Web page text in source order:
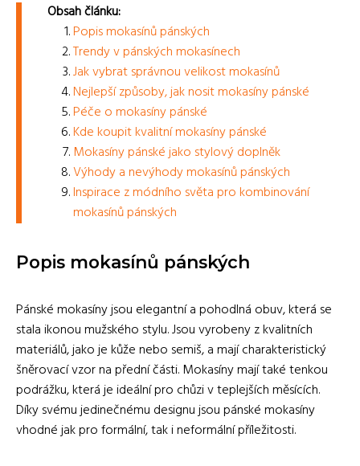
Obsah článku:
Popis mokasínů pánských
Trendy v pánských mokasínech
Jak vybrat správnou velikost mokasínů
Nejlepší způsoby, jak nosit mokasíny pánské
Péče o mokasíny pánské
Kde koupit kvalitní mokasíny pánské
Mokasíny pánské jako stylový doplněk
Výhody a nevýhody mokasínů pánských
Inspirace z módního světa pro kombinování
mokasínů pánských
Popis mokasínů pánských
Pánské mokasíny jsou elegantní a pohodlná obuv, která se
stala ikonou mužského stylu. Jsou vyrobeny z kvalitních
materiálů, jako je kůže nebo semiš, a mají charakteristický
šněrovací vzor na přední části. Mokasíny mají také tenkou
podrážku, která je ideální pro chůzi v teplejších měsících.
Díky svému jedinečnému designu jsou pánské mokasíny
vhodné jak pro formální, tak i neformální příležitosti.